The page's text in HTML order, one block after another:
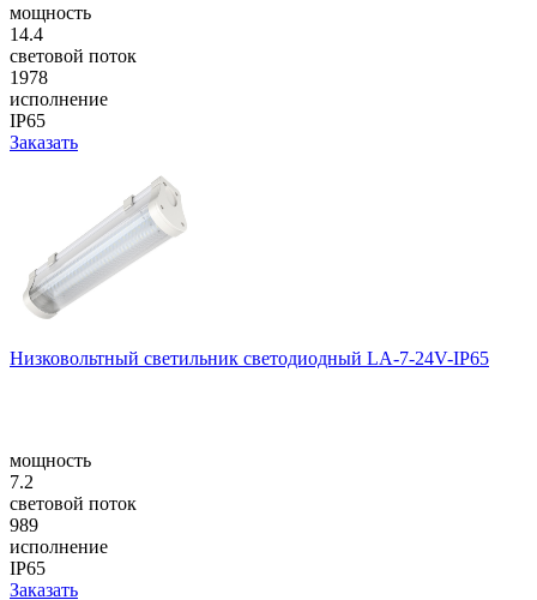
мощность
14.4
световой поток
1978
исполнение
IP65
Заказать
Низковольтный светильник светодиодный LA-7-24V-IP65
мощность
7.2
световой поток
989
исполнение
IP65
Заказать